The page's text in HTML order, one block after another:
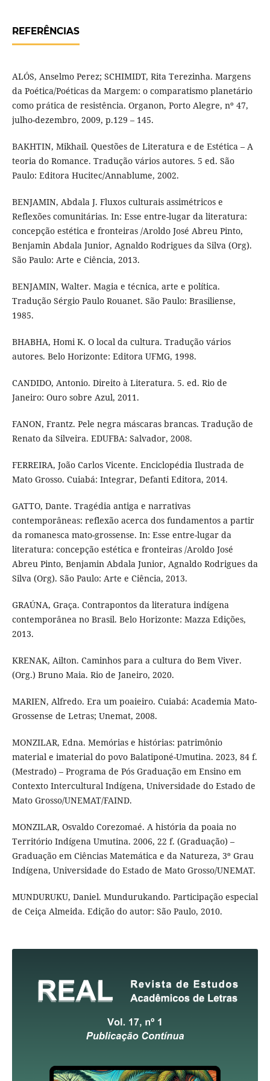
REFERÊNCIAS
ALÓS, Anselmo Perez; SCHIMIDT, Rita Terezinha. Margens
da Poética/Poéticas da Margem: o comparatismo planetário
como prática de resistência. Organon, Porto Alegre, nº 47,
julho-dezembro, 2009, p.129 – 145.
BAKHTIN, Mikhail. Questões de Literatura e de Estética – A
teoria do Romance. Tradução vários autores. 5 ed. São
Paulo: Editora Hucitec/Annablume, 2002.
BENJAMIN, Abdala J. Fluxos culturais assimétricos e
Reflexões comunitárias. In: Esse entre-lugar da literatura:
concepção estética e fronteiras /Aroldo José Abreu Pinto,
Benjamin Abdala Junior, Agnaldo Rodrigues da Silva (Org).
São Paulo: Arte e Ciência, 2013.
BENJAMIN, Walter. Magia e técnica, arte e política.
Tradução Sérgio Paulo Rouanet. São Paulo: Brasiliense,
1985.
BHABHA, Homi K. O local da cultura. Tradução vários
autores. Belo Horizonte: Editora UFMG, 1998.
CANDIDO, Antonio. Direito à Literatura. 5. ed. Rio de
Janeiro: Ouro sobre Azul, 2011.
FANON, Frantz. Pele negra máscaras brancas. Tradução de
Renato da Silveira. EDUFBA: Salvador, 2008.
FERREIRA, João Carlos Vicente. Enciclopédia Ilustrada de
Mato Grosso. Cuiabá: Integrar, Defanti Editora, 2014.
GATTO, Dante. Tragédia antiga e narrativas
contemporâneas: reflexão acerca dos fundamentos a partir
da romanesca mato-grossense. In: Esse entre-lugar da
literatura: concepção estética e fronteiras /Aroldo José
Abreu Pinto, Benjamin Abdala Junior, Agnaldo Rodrigues da
Silva (Org). São Paulo: Arte e Ciência, 2013.
GRAÚNA, Graça. Contrapontos da literatura indígena
contemporânea no Brasil. Belo Horizonte: Mazza Edições,
2013.
KRENAK, Ailton. Caminhos para a cultura do Bem Viver.
(Org.) Bruno Maia. Rio de Janeiro, 2020.
MARIEN, Alfredo. Era um poaieiro. Cuiabá: Academia Mato-
Grossense de Letras; Unemat, 2008.
MONZILAR, Edna. Memórias e histórias: patrimônio
material e imaterial do povo Balatiponé-Umutina. 2023, 84 f.
(Mestrado) – Programa de Pós Graduação em Ensino em
Contexto Intercultural Indígena, Universidade do Estado de
Mato Grosso/UNEMAT/FAIND.
MONZILAR, Osvaldo Corezomaé. A história da poaia no
Território Indígena Umutina. 2006, 22 f. (Graduação) –
Graduação em Ciências Matemática e da Natureza, 3º Grau
Indígena, Universidade do Estado de Mato Grosso/UNEMAT.
MUNDURUKU, Daniel. Mundurukando. Participação especial
de Ceiça Almeida. Edição do autor: São Paulo, 2010.